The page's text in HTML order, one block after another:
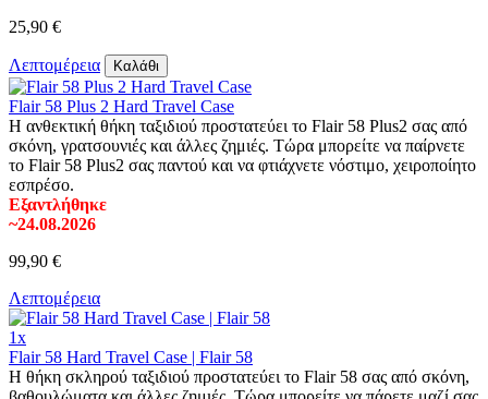
25,90 €
Λεπτομέρεια Καλάθι
Flair 58 Plus 2 Hard Travel Case
Η ανθεκτική θήκη ταξιδιού προστατεύει το Flair 58 Plus2 σας από
σκόνη, γρατσουνιές και άλλες ζημιές. Τώρα μπορείτε να παίρνετε
το Flair 58 Plus2 σας παντού και να φτιάχνετε νόστιμο, χειροποίητο
εσπρέσο.
Εξαντλήθηκε
~24.08.2026
99,90 €
Λεπτομέρεια
1x
Flair 58 Hard Travel Case | Flair 58
Η θήκη σκληρού ταξιδιού προστατεύει το Flair 58 σας από σκόνη,